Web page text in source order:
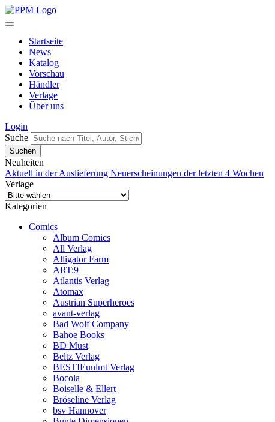
Startseite
News
Katalog
Vorschau
Händler
Verlage
Über uns
Login
Suche
Neuheiten
Aktuell in der Auslieferung Neuerscheinungen der letzten 4 Wochen
Verlage
Kategorien
Comics
Album Comics
All Verlag
Alligator Farm
ART:9
Atlantis Verlag
Atomax
Austrian Superheroes
avant-verlag
Bad Wolf Company
Bahoe Books
BD Must
Beltz Verlag
BESTIEunlmt Verlag
Bocola
Boiselle & Ellert
Bröseline Verlag
bsv Hannover